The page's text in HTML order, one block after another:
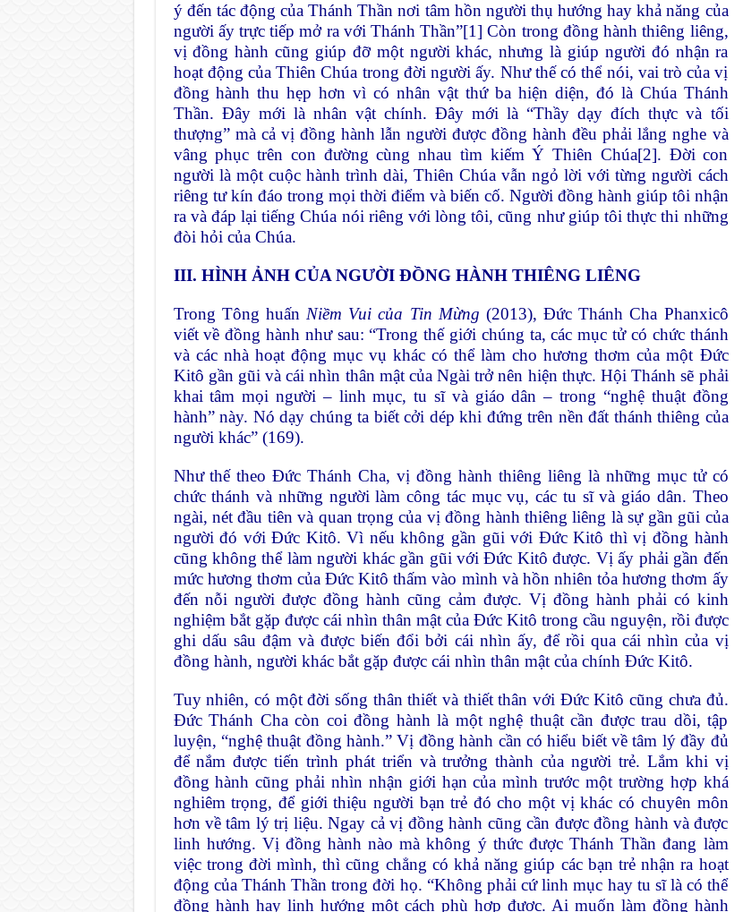
ý đến tác động của Thánh Thần nơi tâm hồn người thụ hướng hay khả năng của
người ấy trực tiếp mở ra với Thánh Thần”[1] Còn trong đồng hành thiêng liêng,
vị đồng hành cũng giúp đỡ một người khác, nhưng là giúp người đó nhận ra
hoạt động của Thiên Chúa trong đời người ấy. Như thế có thể nói, vai trò của vị
đồng hành thu hẹp hơn vì có nhân vật thứ ba hiện diện, đó là Chúa Thánh
Thần. Đây mới là nhân vật chính. Đây mới là “Thầy dạy đích thực và tối
thượng” mà cả vị đồng hành lẫn người được đồng hành đều phải lắng nghe và
vâng phục trên con đường cùng nhau tìm kiếm Ý Thiên Chúa[2]. Đời con
người là một cuộc hành trình dài, Thiên Chúa vẫn ngỏ lời với từng người cách
riêng tư kín đáo trong mọi thời điểm và biến cố. Người đồng hành giúp tôi nhận
ra và đáp lại tiếng Chúa nói riêng với lòng tôi, cũng như giúp tôi thực thi những
đòi hỏi của Chúa.
III. HÌNH ẢNH CỦA NGƯỜI ĐỒNG HÀNH THIÊNG LIÊNG
Trong Tông huấn Niềm Vui của Tin Mừng (2013), Đức Thánh Cha Phanxicô
viết về đồng hành như sau: “Trong thế giới chúng ta, các mục tử có chức thánh
và các nhà hoạt động mục vụ khác có thể làm cho hương thơm của một Đức
Kitô gần gũi và cái nhìn thân mật của Ngài trở nên hiện thực. Hội Thánh sẽ phải
khai tâm mọi người – linh mục, tu sĩ và giáo dân – trong “nghệ thuật đồng
hành” này. Nó dạy chúng ta biết cởi dép khi đứng trên nền đất thánh thiêng của
người khác” (169).
Như thế theo Đức Thánh Cha, vị đồng hành thiêng liêng là những mục tử có
chức thánh và những người làm công tác mục vụ, các tu sĩ và giáo dân. Theo
ngài, nét đầu tiên và quan trọng của vị đồng hành thiêng liêng là sự gần gũi của
người đó với Đức Kitô. Vì nếu không gần gũi với Đức Kitô thì vị đồng hành
cũng không thể làm người khác gần gũi với Đức Kitô được. Vị ấy phải gần đến
mức hương thơm của Đức Kitô thấm vào mình và hồn nhiên tỏa hương thơm ấy
đến nỗi người được đồng hành cũng cảm được. Vị đồng hành phải có kinh
nghiệm bắt gặp được cái nhìn thân mật của Đức Kitô trong cầu nguyện, rồi được
ghi dấu sâu đậm và được biến đổi bởi cái nhìn ấy, để rồi qua cái nhìn của vị
đồng hành, người khác bắt gặp được cái nhìn thân mật của chính Đức Kitô.
Tuy nhiên, có một đời sống thân thiết và thiết thân với Đức Kitô cũng chưa đủ.
Đức Thánh Cha còn coi đồng hành là một nghệ thuật cần được trau dồi, tập
luyện, “nghệ thuật đồng hành.” Vị đồng hành cần có hiểu biết về tâm lý đầy đủ
để nắm được tiến trình phát triển và trưởng thành của người trẻ. Lắm khi vị
đồng hành cũng phải nhìn nhận giới hạn của mình trước một trường hợp khá
nghiêm trọng, để giới thiệu người bạn trẻ đó cho một vị khác có chuyên môn
hơn về tâm lý trị liệu. Ngay cả vị đồng hành cũng cần được đồng hành và được
linh hướng. Vị đồng hành nào mà không ý thức được Thánh Thần đang làm
việc trong đời mình, thì cũng chẳng có khả năng giúp các bạn trẻ nhận ra hoạt
động của Thánh Thần trong đời họ. “Không phải cứ linh mục hay tu sĩ là có thể
đồng hành hay linh hướng một cách phù hợp được. Ai muốn làm đồng hành